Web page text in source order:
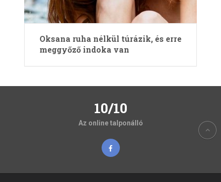
Oksana ruha nélkül túrázik, és erre
meggyőző indoka van
10/10
Az online talponálló